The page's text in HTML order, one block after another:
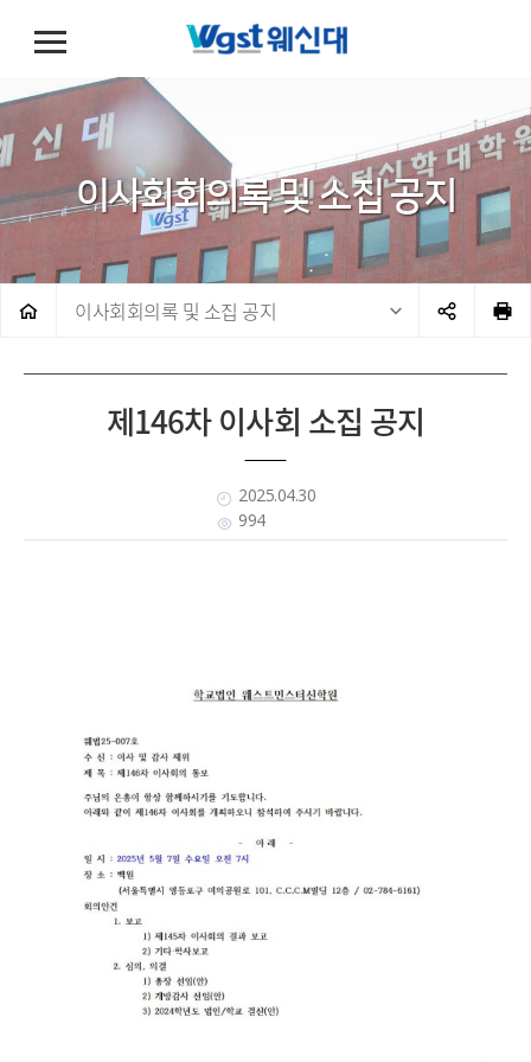
이사회회의록 및 소집 공지
이사회회의록 및 소집 공지
제146차 이사회 소집 공지
2025.04.30
994